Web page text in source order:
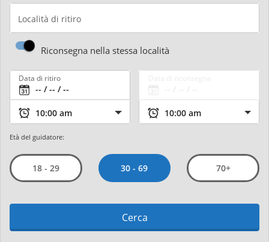
Località di ritiro
Riconsegna nella stessa località
Data di ritiro
Età del guidatore:
18 - 29 30 - 69 70+
Cerca